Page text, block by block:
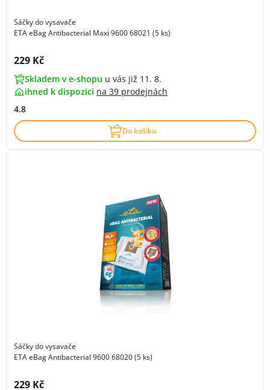
Sáčky do vysavače
ETA eBag Antibacterial Maxi 9600 68021 (5 ks)
Cena s DPH:
229 Kč
Skladem v e-shopu u vás již 11. 8.
ihned k dispozici na 39 prodejnách
4.8
Do košíku
Sáčky do vysavače
ETA eBag Antibacterial 9600 68020 (5 ks)
Cena s DPH:
229 Kč